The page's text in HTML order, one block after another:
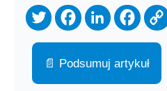
📄 Podsumuj artykuł